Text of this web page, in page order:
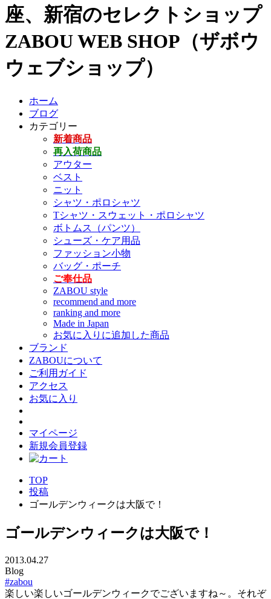
座、新宿のセレクトショップ
ZABOU WEB SHOP（ザボウ
ウェブショップ）
ホーム
ブログ
カテゴリー
新着商品
再入荷商品
アウター
ベスト
ニット
シャツ・ポロシャツ
Tシャツ・スウェット・ポロシャツ
ボトムス（パンツ）
シューズ・ケア用品
ファッション小物
バッグ・ポーチ
ご奉仕品
ZABOU style
recommend and more
ranking and more
Made in Japan
お気に入りに追加した商品
ブランド
ZABOUについて
ご利用ガイド
アクセス
お気に入り
マイページ
新規会員登録
TOP
投稿
ゴールデンウィークは大阪で！
ゴールデンウィークは大阪で！
2013.04.27
Blog
#zabou
楽しい楽しいゴールデンウィークでございますね～。それぞ